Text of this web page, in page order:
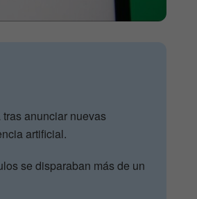
anunciar nuevas
artificial.
se disparaban más de un